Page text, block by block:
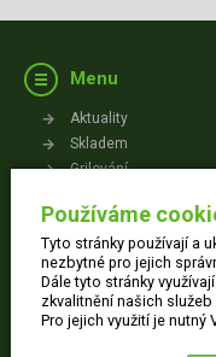
Menu
Aktuality
Skladem
Grilování
Kontakt
Vše o nákupu
Jak nakupovat
Obchodní podmínky
Dodací informace
Používáme
Tyto stránky používají a
nezbytné pro jejich
Dále tyto stránky
zkvalitnění našich
Pro jejich využití je nutný